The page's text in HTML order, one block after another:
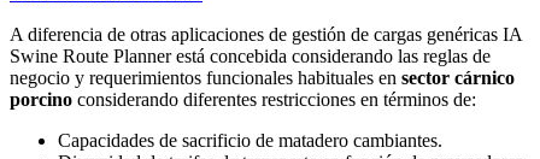
A diferencia de otras aplicaciones de gestión de cargas genéricas IA
Swine Route Planner está concebida considerando las reglas de
negocio y requerimientos funcionales habituales en sector cárnico
porcino considerando diferentes restricciones en términos de:
Capacidades de sacrificio de matadero cambiantes.